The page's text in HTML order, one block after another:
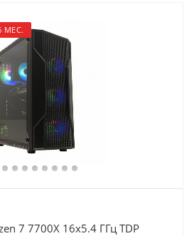
МЕС.
7 7700X 16x5.4 ГГц TDP